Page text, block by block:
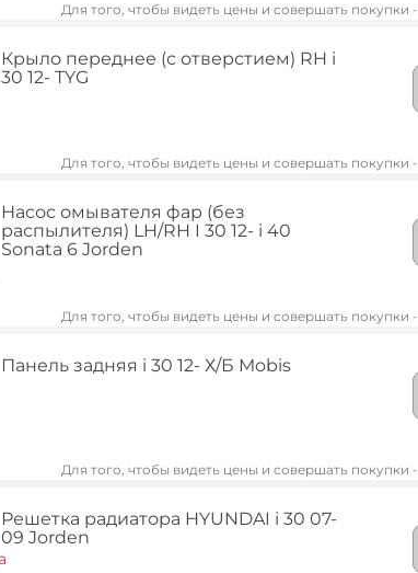
Для того, чтобы видеть цены и совершать покупки -
Крыло переднее (с отверстием) RH i
30 12- TYG
Для того, чтобы видеть цены и совершать покупки -
Насос омывателя фар (без
распылителя) LH/RH I 30 12- i 40
Sonata 6 Jorden
Для того, чтобы видеть цены и совершать покупки -
Панель задняя i 30 12- Х/Б Mobis
Для того, чтобы видеть цены и совершать покупки -
Решетка радиатора HYUNDAI i 30 07-
09 Jorden